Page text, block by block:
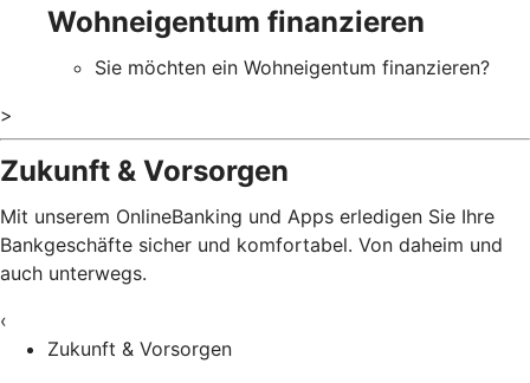
Wohneigentum finanzieren
Sie möchten ein Wohneigentum finanzieren?
>
Zukunft & Vorsorgen
Mit unserem OnlineBanking und Apps erledigen Sie Ihre
Bankgeschäfte sicher und komfortabel. Von daheim und
auch unterwegs.
‹
Zukunft & Vorsorgen